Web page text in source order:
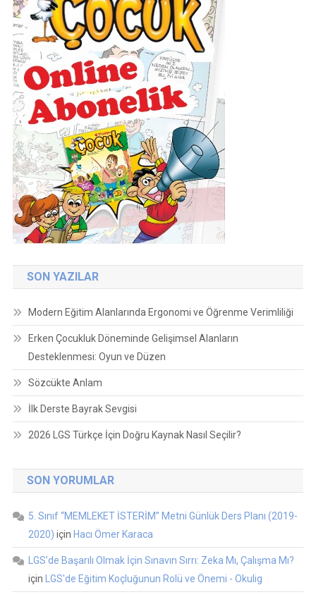
SON YAZILAR
Modern Eğitim Alanlarında Ergonomi ve Öğrenme Verimliliği
Erken Çocukluk Döneminde Gelişimsel Alanların
Desteklenmesi: Oyun ve Düzen
Sözcükte Anlam
İlk Derste Bayrak Sevgisi
2026 LGS Türkçe İçin Doğru Kaynak Nasıl Seçilir?
SON YORUMLAR
5. Sınıf “MEMLEKET İSTERİM” Metni Günlük Ders Planı (2019-
2020) için Hacı Ömer Karaca
LGS’de Başarılı Olmak İçin Sınavın Sırrı: Zeka Mı, Çalışma Mı?
için LGS'de Eğitim Koçluğunun Rolü ve Önemi - Okulig